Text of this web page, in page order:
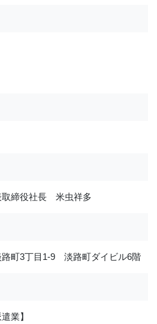
締役社長 米虫祥多
路町3丁目1-9 淡路町ダイビル6階
業】